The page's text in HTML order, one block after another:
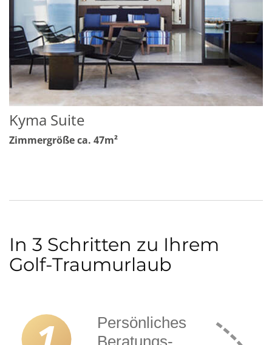
Kyma Suite
Zimmergröße ca. 47m²
In 3 Schritten zu Ihrem
Golf-Traumurlaub